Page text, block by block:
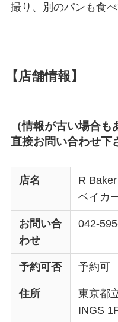
撮り、別のパンも食
【店舗情報】
（情報が古い場合
直接お問い合わせ下
店名
R
ベイカ
お問い合
わせ
042-
予約可否 予約可
住所
東京都
INGS